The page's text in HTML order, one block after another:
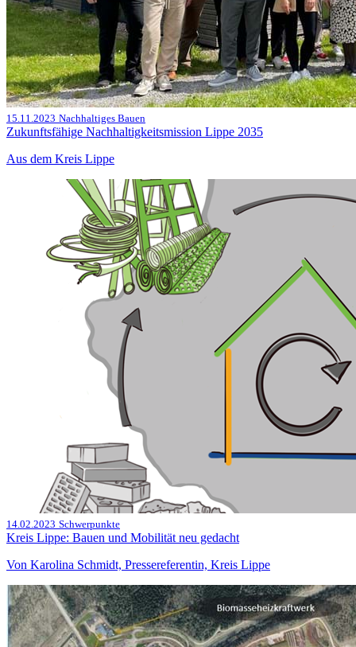
15.11.2023 Nachhaltiges Bauen
Zukunftsfähige Nachhaltigkeitsmission Lippe 2035
Aus dem Kreis Lippe
14.02.2023 Schwerpunkte
Kreis Lippe: Bauen und Mobilität neu gedacht
Von Karolina Schmidt, Pressereferentin, Kreis Lippe